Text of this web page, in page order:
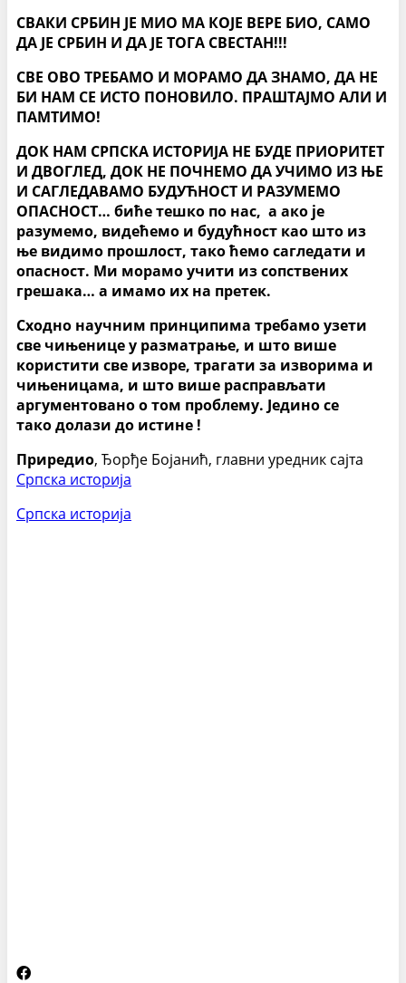
СВАКИ СРБИН ЈЕ МИО МА КОЈЕ ВЕРЕ БИО, САМО
ДА ЈЕ СРБИН И ДА ЈЕ ТОГА СВЕСТАН!!!
СВЕ ОВО ТРЕБАМО И МОРАМО ДА ЗНАМО, ДА НЕ
БИ НАМ СЕ ИСТО ПОНОВИЛО. ПРАШТАЈМО АЛИ И
ПАМТИМО!
ДОК НАМ СРПСКА ИСТОРИЈА НЕ БУДЕ ПРИОРИТЕТ
И ДВОГЛЕД, ДОК НЕ ПОЧНЕМО ДА УЧИМО ИЗ ЊЕ
И САГЛЕДАВАМО БУДУЋНОСТ И РАЗУМЕМО
ОПАСНОСТ… биће тешко по нас, а ако је
разумемо, видећемо и будућност као што из
ње видимо прошлост, тако ћемо сагледати и
опасност. Ми морамо учити из сопствених
грешака… а имамо их на претек.
Сходно научним принципима требамо узети
све чињенице у разматрање, и што више
користити све изворе, трагати за изворима и
чињеницама, и што више расправљати
аргументовано о том проблему. Јединосе
такодолази до истине !
Приредио, Ђорђе Бојанић, главни уредник сајта
Српска историја
Српска историја